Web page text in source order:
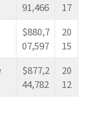
91,466
17
$880,7
07,597
20
15
$877,2
44,782
20
12